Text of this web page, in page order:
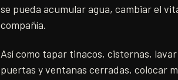
se pueda acumular agua, cambiar el
compañía.
Así como tapar tinacos, cisternas,
puertas y ventanas cerradas, colocar